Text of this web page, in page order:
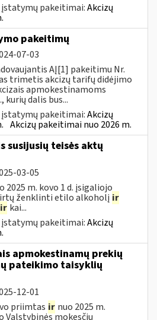
įstatymų pakeitimai:Akcizų
pakeitimų
07-03
AĮ[1] pakeitimu Nr.
trimetis akcizų tarifų didėjimo
apmokestinamoms
kurių dalis bus...
įstatymų pakeitimai:Akcizų
Akcizų pakeitimai nuo 2026 m.
susijusių teisės aktų
03-05
m. kovo 1 d. įsigaliojo
ženklinti etilo alkoholį ir
ir kai...
įstatymų pakeitimai:Akcizų
apmokestinamų prekių
pateikimo taisyklių
12-01
priimtas ir nuo 2025 m.
Valstybinės mokesčių